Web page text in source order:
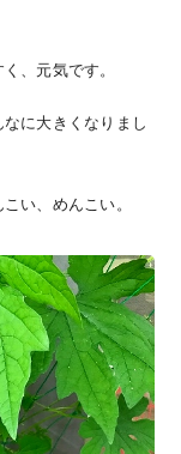
、元気です。
に大きくなりまし
い、めんこい。